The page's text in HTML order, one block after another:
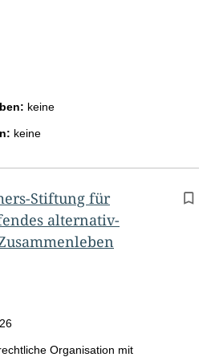
keine
keine
Stiftung für
alternativ-
Organisation mit